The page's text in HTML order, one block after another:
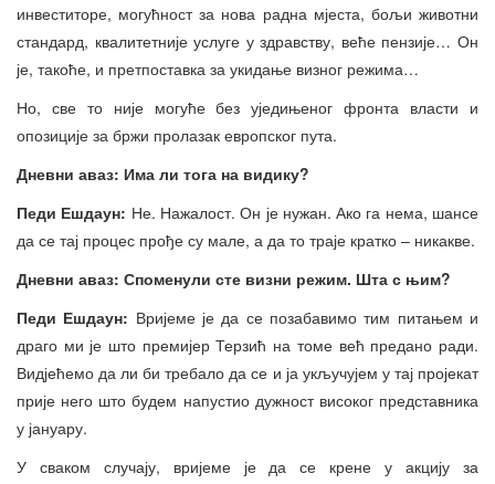
инвеститоре, могућност за нова радна мјеста, бољи животни
стандард, квалитетније услуге у здравству, веће пензије… Он
је, такоће, и претпоставка за укидање визног режима…
Но, све то није могуће без уједињеног фронта власти и
опозиције за бржи пролазак европског пута.
Дневни аваз: Има ли тога на видику?
Педи Ешдаун: Не. Нажалост. Он је нужан. Ако га нема, шансе
да се тај процес прође су мале, а да то траје кратко – никакве.
Дневни аваз: Споменули сте визни режим. Шта с њим?
Педи Ешдаун: Вријеме је да се позабавимо тим питањем и
драго ми је што премијер Терзић на томе већ предано ради.
Видјећемо да ли би требало да се и ја укључујем у тај пројекат
прије него што будем напустио дужност високог представника
у јануару.
У сваком случају, вријеме је да се крене у акцију за